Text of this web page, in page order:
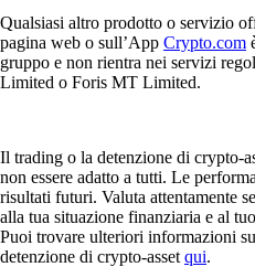
Qualsiasi altro prodotto o servizio
pagina web o sull’App Crypto.com
gruppo e non rientra nei servizi
Limited o Foris MT Limited.
Il trading o la detenzione di crypto-
non essere adatto a tutti. Le
risultati futuri. Valuta attentamente
alla tua situazione finanziaria e al
Puoi trovare ulteriori informazioni
detenzione di crypto-asset qui.